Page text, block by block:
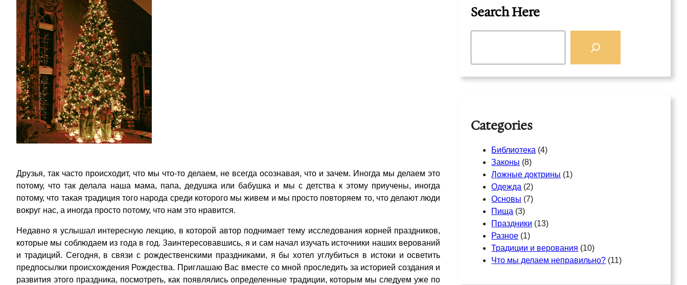
Друзья, так часто происходит, что мы что-то делаем, не всегда осознавая, что и зачем. Иногда мы делаем это
потому, что так делала наша мама, папа, дедушка или бабушка и мы с детства к этому приучены, иногда
потому, что такая традиция того народа среди которого мы живем и мы просто повторяем то, что делают люди
вокруг нас, а иногда просто потому, что нам это нравится.
Недавно я услышал интересную лекцию, в которой автор поднимает тему исследования корней праздников,
которые мы соблюдаем из года в год. Заинтересовавшись, я и сам начал изучать источники наших верований
и традиций. Сегодня, в связи с рождественскими праздниками, я бы хотел углубиться в истоки и осветить
предпосылки происхождения Рождества. Приглашаю Вас вместе со мной проследить за историей создания и
развития этого праздника, посмотреть, как появлялись определенные традиции, которым мы следуем уже по
Search Here
Categories
Библиотека (4)
Законы (8)
Ложные доктрины (1)
Одежда (2)
Основы (7)
Пища (3)
Праздники (13)
Разное (1)
Традиции и верования (10)
Что мы делаем неправильно? (11)